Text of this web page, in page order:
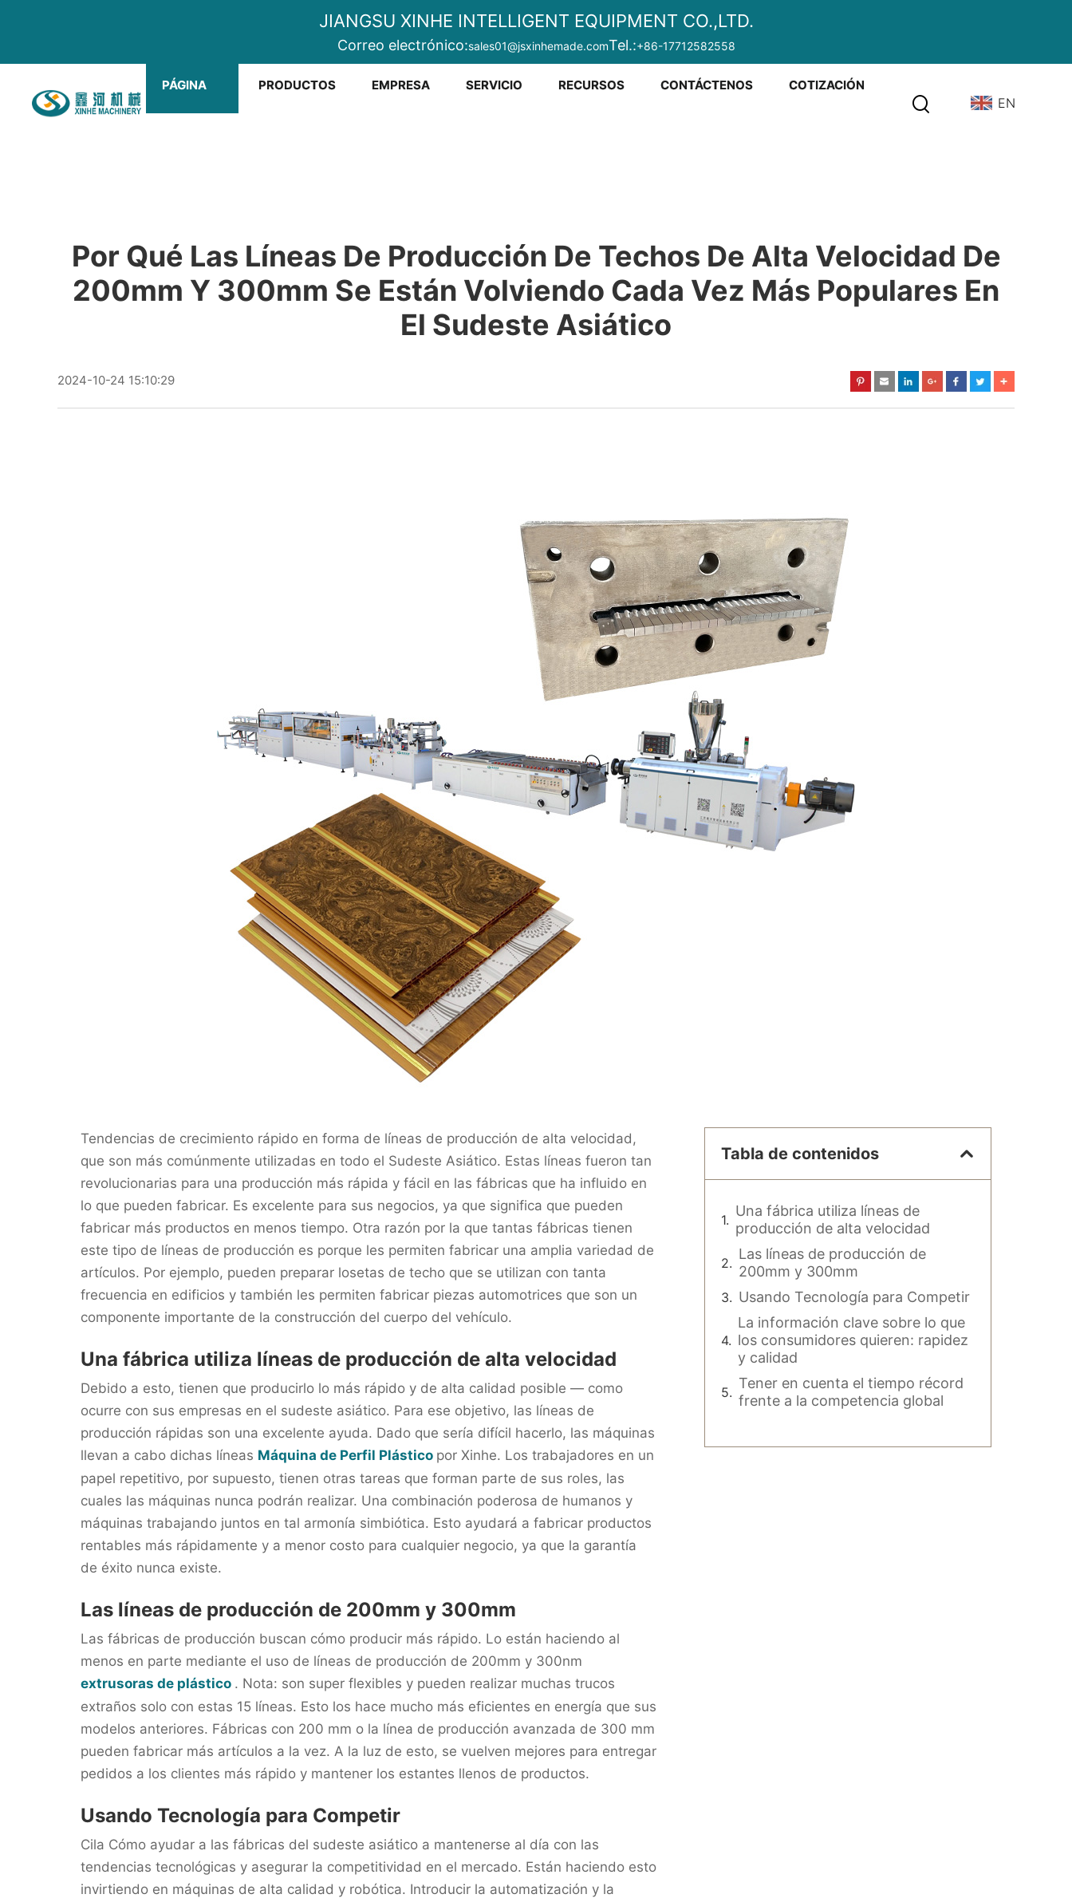
JIANGSU XINHE INTELLIGENT EQUIPMENT CO.,LTD.
Correo electrónico:sales01@jsxinhemade.comTel.:+86-17712582558
PÁGINA PRODUCTOS EMPRESA SERVICIO RECURSOS CONTÁCTENOS COTIZACIÓN
EN
Por Qué Las Líneas De Producción De Techos De Alta Velocidad De
200mm Y 300mm Se Están Volviendo Cada Vez Más Populares En
El Sudeste Asiático
2024-10-24 15:10:29
Tendencias de crecimiento rápido en forma de líneas de producción de alta velocidad,
que son más comúnmente utilizadas en todo el Sudeste Asiático. Estas líneas fueron tan
revolucionarias para una producción más rápida y fácil en las fábricas que ha influido en
lo que pueden fabricar. Es excelente para sus negocios, ya que significa que pueden
fabricar más productos en menos tiempo. Otra razón por la que tantas fábricas tienen
este tipo de líneas de producción es porque les permiten fabricar una amplia variedad de
artículos. Por ejemplo, pueden preparar losetas de techo que se utilizan con tanta
frecuencia en edificios y también les permiten fabricar piezas automotrices que son un
componente importante de la construcción del cuerpo del vehículo.
Una fábrica utiliza líneas de producción de alta velocidad
Debido a esto, tienen que producirlo lo más rápido y de alta calidad posible — como
ocurre con sus empresas en el sudeste asiático. Para ese objetivo, las líneas de
producción rápidas son una excelente ayuda. Dado que sería difícil hacerlo, las máquinas
llevan a cabo dichas líneas Máquina de Perfil Plástico por Xinhe. Los trabajadores en un
papel repetitivo, por supuesto, tienen otras tareas que forman parte de sus roles, las
cuales las máquinas nunca podrán realizar. Una combinación poderosa de humanos y
máquinas trabajando juntos en tal armonía simbiótica. Esto ayudará a fabricar productos
rentables más rápidamente y a menor costo para cualquier negocio, ya que la garantía
de éxito nunca existe.
Las líneas de producción de 200mm y 300mm
Las fábricas de producción buscan cómo producir más rápido. Lo están haciendo al
menos en parte mediante el uso de líneas de producción de 200mm y 300nm
extrusoras de plástico . Nota: son super flexibles y pueden realizar muchas trucos
extraños solo con estas 15 líneas. Esto los hace mucho más eficientes en energía que sus
modelos anteriores. Fábricas con 200 mm o la línea de producción avanzada de 300 mm
pueden fabricar más artículos a la vez. A la luz de esto, se vuelven mejores para entregar
pedidos a los clientes más rápido y mantener los estantes llenos de productos.
Usando Tecnología para Competir
Cila Cómo ayudar a las fábricas del sudeste asiático a mantenerse al día con las
tendencias tecnológicas y asegurar la competitividad en el mercado. Están haciendo esto
invirtiendo en máquinas de alta calidad y robótica. Introducir la automatización y la
Tabla de contenidos
Una fábrica utiliza líneas de
producción de alta velocidad
Las líneas de producción de
200mm y 300mm
Usando Tecnología para Competir
La información clave sobre lo que
los consumidores quieren: rapidez
y calidad
Tener en cuenta el tiempo récord
frente a la competencia global